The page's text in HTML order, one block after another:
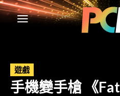
遊戲
手機變手槍 《